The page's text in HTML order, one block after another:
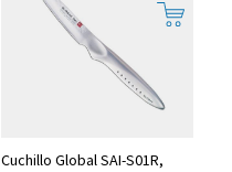
Cuchillo Global SAI-S01R,